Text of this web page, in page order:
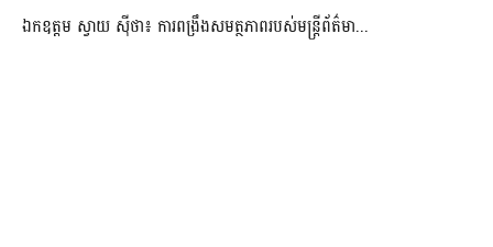
ឯកឧត្តម ស្វាយ ស៊ីថា៖ ការពង្រឹងសមត្ថភាពរបស់មន្ត្រីព័ត៌មា...